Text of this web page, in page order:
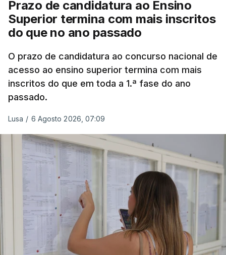
Prazo de candidatura ao Ensino
Superior termina com mais inscritos
do que no ano passado
O prazo de candidatura ao concurso nacional de
acesso ao ensino superior termina com mais
inscritos do que em toda a 1.ª fase do ano
passado.
Lusa / 6 Agosto 2026, 07:09